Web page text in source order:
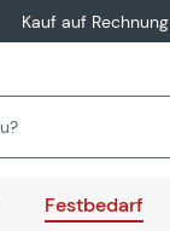
Kauf auf Rechnung
Festbedarf